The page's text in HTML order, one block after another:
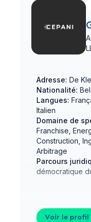
Adresse: De
Nationalité:
Langues:
Italien
Domaine de
Franchise,
Construction,
Arbitrage
Parcours
démocratique
Voir le profil